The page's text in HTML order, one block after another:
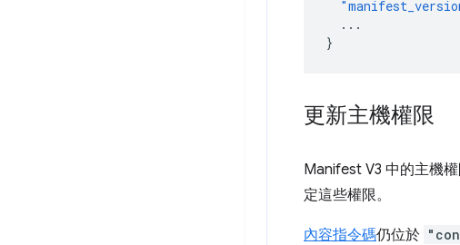
...
}
更新主機權限
Manifest V3 中的主機
定這些權限。
內容指令碼仍位於